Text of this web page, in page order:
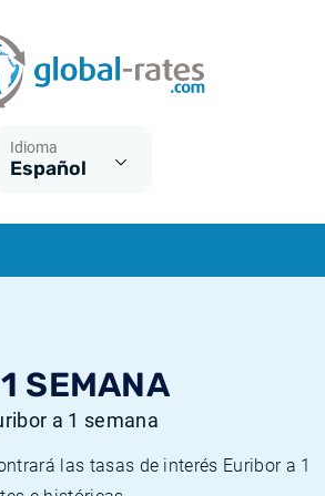
Idioma
Español
SEMANA
a 1 semana
las tasas de interés Euribor a 1